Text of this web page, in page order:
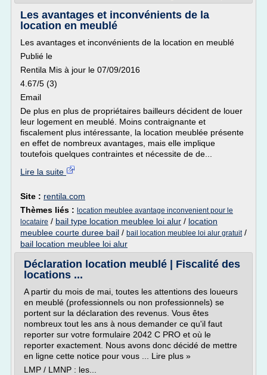
Les avantages et inconvénients de la
location en meublé
Les avantages et inconvénients de la location en meublé
Publié le
Rentila Mis à jour le 07/09/2016
4.67/5 (3)
Email
De plus en plus de propriétaires bailleurs décident de louer
leur logement en meublé. Moins contraignante et
fiscalement plus intéressante, la location meublée présente
en effet de nombreux avantages, mais elle implique
toutefois quelques contraintes et nécessite de de...
Lire la suite
Site : rentila.com
Thèmes liés : location meublee avantage inconvenient pour le
locataire / bail type location meublee loi alur / location
meublee courte duree bail / bail location meublee loi alur gratuit/
bail location meublee loi alur
Déclaration location meublé | Fiscalité des
locations ...
A partir du mois de mai, toutes les attentions des loueurs
en meublé (professionnels ou non professionnels) se
portent sur la déclaration des revenus. Vous êtes
nombreux tout les ans à nous demander ce qu'il faut
reporter sur votre formulaire 2042 C PRO et où le
reporter exactement. Nous avons donc décidé de mettre
en ligne cette notice pour vous ... Lire plus »
LMP / LMNP : les...